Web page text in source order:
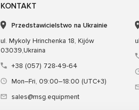
KONTAKT
Przedstawicielstwo na Ukrainie
ul. Mykoly Hrinchenka 18, Kijów
03039,Ukraina
+38 (057) 728-49-64
Mon–Fri, 09:00–18:00 (UTC+3)
sales@msg.equipment